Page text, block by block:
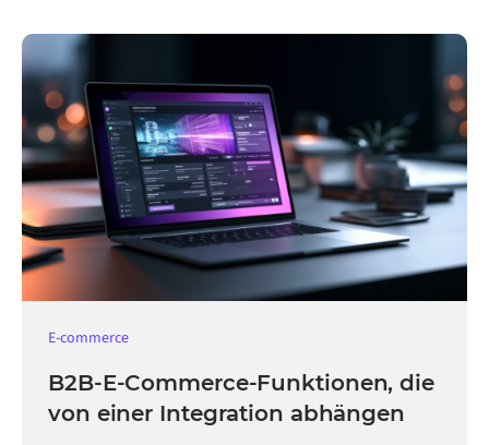
E-commerce
B2B-E-Commerce-Funktionen, die
von einer Integration abhängen